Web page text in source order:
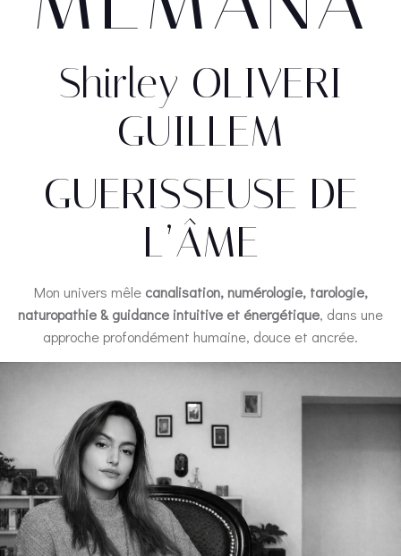
Shirley OLIVERI
GUILLEM
GUERISSEUSE DE
L’ÂME
Mon univers mêle canalisation, numérologie, tarologie,
naturopathie & guidance intuitive et énergétique, dans une
approche profondément humaine, douce et ancrée.